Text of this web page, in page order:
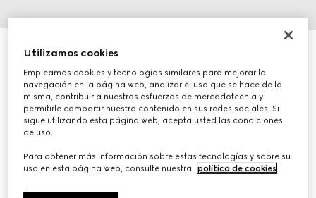
Mocasín Gucci Horsebit para mujer
€ 665
Variaciones piel marrón
Utilizamos cookies
Empleamos cookies y tecnologías similares para mejorar la
navegación en la página web, analizar el uso que se hace de la
misma, contribuir a nuestros esfuerzos de mercadotecnia y
permitirle compartir nuestro contenido en sus redes sociales. Si
sigue utilizando esta página web, acepta usted las condiciones
de uso.
Para obtener más información sobre estas tecnologías y sobre su
uso en esta página web, consulte nuestra
política de cookies